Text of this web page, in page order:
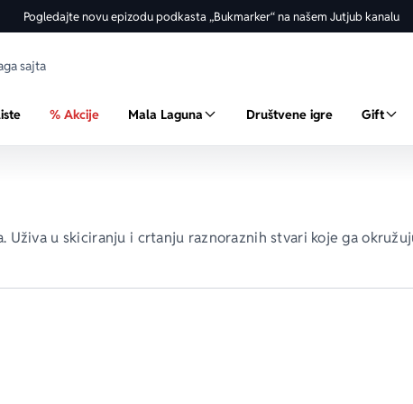
Pogledajte novu epizodu podkasta „Bukmarker“ na našem Jutjub kanalu
% Akcije Mala Laguna Društvene igre Gift
u skiciranju i crtanju raznoraznih stvari koje ga